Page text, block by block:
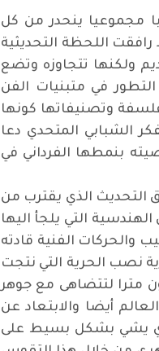
مجموعيا ينحدر من كل
اللحظة التحديثية
ولكنها تتجاوزه وتضع
في متبنيات الفن
وتصنيفاتها كونها
الشبابي المتحدي دعا
بنمطها الفرداني في
التحديث الذي يقترب من
التي يلجأ اليها
والحركات الفنية قادته
نصب الحرية التي نتجت
مترا لتتضاهى مع جوهر
أيضا والابتعاد عن
يشي بشكل بسيط على